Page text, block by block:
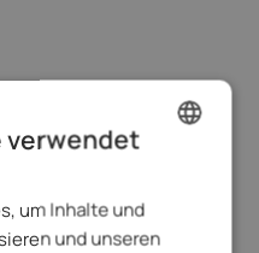
10 mm Niederschlag.
ITALIAN
verwendet
um Inhalte und
und unseren